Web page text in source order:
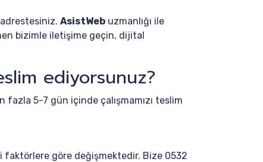
AsistWeb uzmanlığı ile
bizimle iletişime geçin, dijital
ediyorsunuz?
5-7 gün içinde çalışmamızı teslim
faktörlere göre değişmektedir. Bize 0532